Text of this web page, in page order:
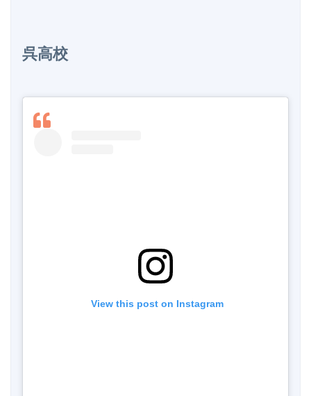
呉高校
View this post on Instagram